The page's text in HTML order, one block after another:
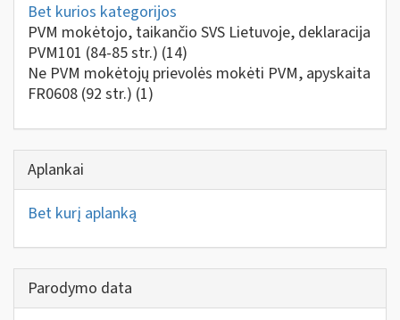
Bet kurios kategorijos
PVM mokėtojo, taikančio SVS Lietuvoje, deklaracija
PVM101 (84-85 str.) (14)
Ne PVM mokėtojų prievolės mokėti PVM, apyskaita
FR0608 (92 str.) (1)
Aplankai
Bet kurį aplanką
Parodymo data